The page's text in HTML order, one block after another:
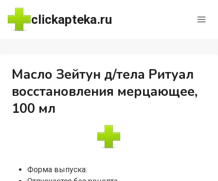
Перейти
содержимому
clickapteka.ru
Масло Зейтун д/тела Ритуал
восстановления мерцающее,
100 мл
Форма выпуска: